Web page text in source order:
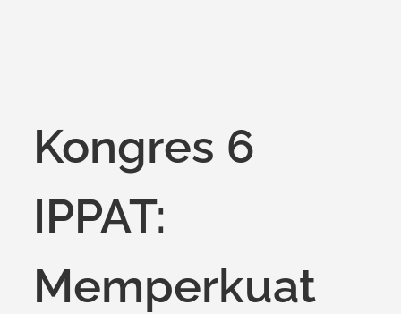
Kongres 6
IPPAT:
Memperkuat